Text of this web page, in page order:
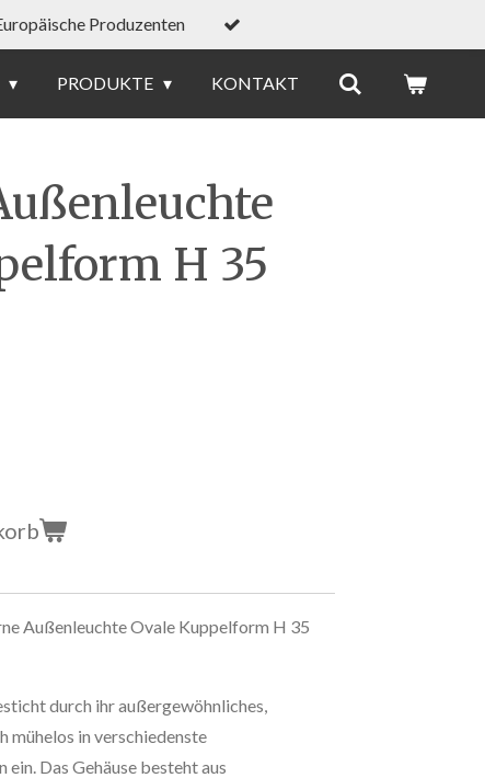
Produzenten
PRODUKTE KONTAKT
H 35
Außenleuchte Ovale Kuppelform H 35
durch ihr außergewöhnliches,
mühelos in verschiedenste
Das Gehäuse besteht aus